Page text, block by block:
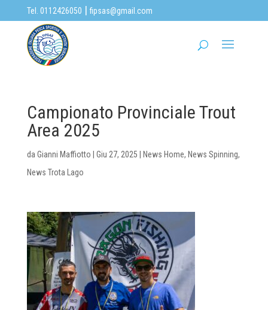
Tel. 0112426050 | fipsas@gmail.com
Campionato Provinciale Trout
Area 2025
da Gianni Maffiotto Giu 27, 2025 News Home, News Spinning,
News Trota Lago